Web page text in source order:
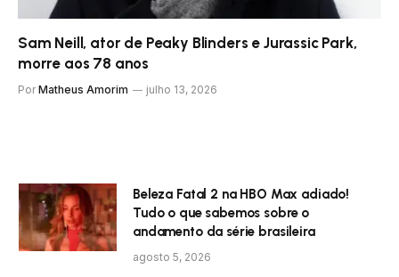
Sam Neill, ator de Peaky Blinders e Jurassic Park,
morre aos 78 anos
Por Matheus Amorim julho 13, 2026
Beleza Fatal 2 na HBO Max adiado!
Tudo o que sabemos sobre o
andamento da série brasileira
agosto 5, 2026